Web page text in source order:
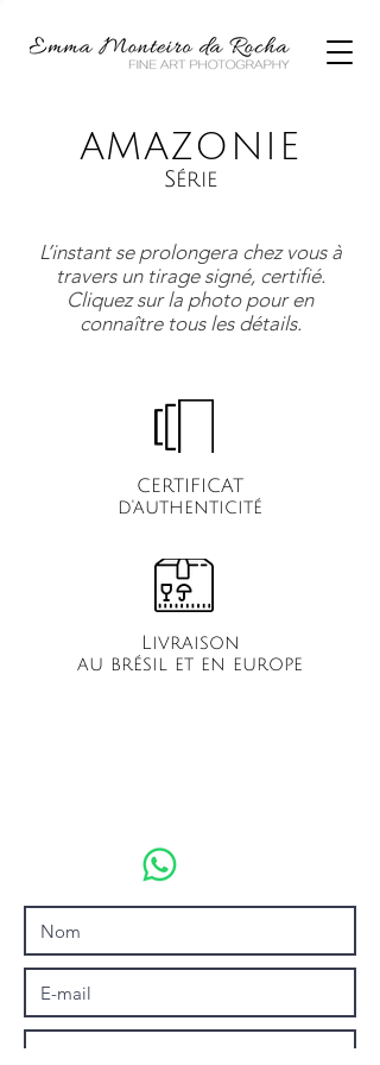
AMAZONIE
Série
L’instant se prolongera chez vous à
travers un tirage signé, certifié.
Cliquez sur la photo pour en
connaître tous les détails.
CERTIFICAT
d'authenticité
Livraison
au brésil et en europe